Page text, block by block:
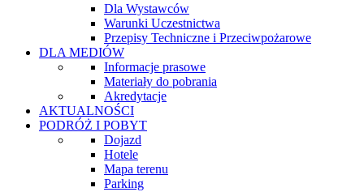
Dla Wystawców
Warunki Uczestnictwa
Przepisy Techniczne i Przeciwpożarowe
DLA MEDIÓW
Informacje prasowe
Materiały do pobrania
Akredytacje
AKTUALNOŚCI
PODRÓŻ I POBYT
Dojazd
Hotele
Mapa terenu
Parking